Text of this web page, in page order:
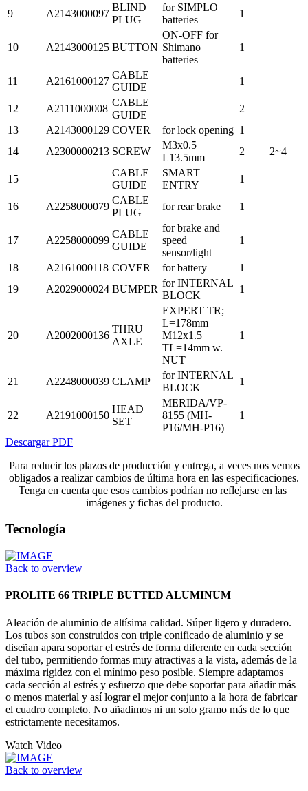
9
A2143000097
BLIND
PLUG
for SIMPLO
batteries
1
10 A2143000125 BUTTON
ON-OFF for
Shimano
batteries
1
11 A2161000127
CABLE
GUIDE
1
12 A2111000008
CABLE
GUIDE
2
13
A2143000129 COVER for lock opening 1
14
A2300000213 SCREW
M3x0.5
L13.5mm
2 2~4
15
CABLE
GUIDE
SMART
ENTRY
1
16 A2258000079
CABLE
PLUG
for rear brake 1
17 A2258000099
CABLE
GUIDE
for brake and
speed
sensor/light
1
18 A2161000118 COVER for battery
1
19
A2029000024 BUMPER
for INTERNAL
BLOCK
1
20 A2002000136
THRU
AXLE
EXPERT TR;
L=178mm
M12x1.5
TL=14mm w.
NUT
1
21 A2248000039 CLAMP
for INTERNAL
BLOCK
1
22 A2191000150
HEAD
SET
MERIDA/VP-
8155 (MH-
P16/MH-P16)
1
Descargar PDF
Para reducir los plazos de producción y entrega, a veces nos vemos
obligados a realizar cambios de última hora en las especificaciones.
Tenga en cuenta que esos cambios podrían no reflejarse en las
imágenes y fichas del producto.
Tecnología
Back to overview
PROLITE 66 TRIPLE BUTTED ALUMINUM
Aleación de aluminio de altísima calidad. Súper ligero y duradero.
Los tubos son construidos con triple conificado de aluminio y se
diseñan apara soportar el estrés de forma diferente en cada sección
del tubo, permitiendo formas muy atractivas a la vista, además de la
máxima rigidez con el mínimo peso posible. Siempre adaptamos
cada sección al estrés y esfuerzo que debe soportar para añadir más
o menos material y así lograr el mejor conjunto a la hora de fabricar
el cuadro completo. No añadimos ni un solo gramo más de lo que
estrictamente necesitamos.
Watch Video
Back to overview